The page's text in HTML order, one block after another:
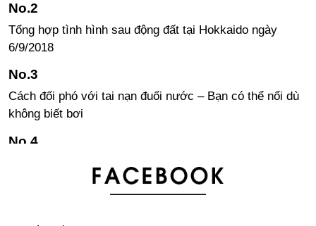
Tổng hợp tình hình sau động đất tại Hokkaido ngày
6/9/2018
Cách đối phó với tai nạn đuối nước – Bạn có thể nổi dù
không biết bơi